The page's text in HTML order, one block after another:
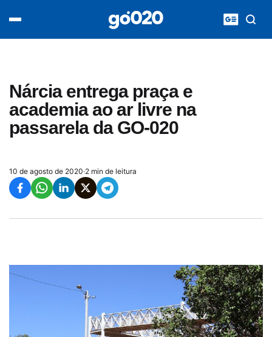
Nárcia entrega praça e
academia ao ar livre na
passarela da GO-020
10 de agosto de 2020·2 min de leitura
acontece agora
entretenimento
vídeos
pod020